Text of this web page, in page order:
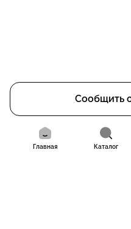
Сообщить
Главная Каталог